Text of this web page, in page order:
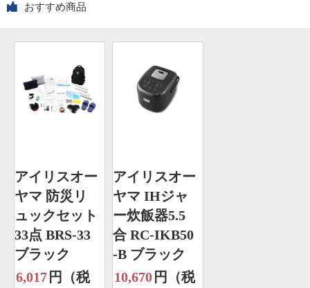
おすすめ商品
アイリスオー
ヤマ 防災リ
ュックセット
33点 BRS-33
ブラック
6,017 円（税
アイリスオー
ヤマ IHジャ
ー炊飯器5.5
合 RC-IKB50
-B ブラック
10,670 円（税